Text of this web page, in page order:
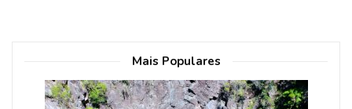
Mais Populares